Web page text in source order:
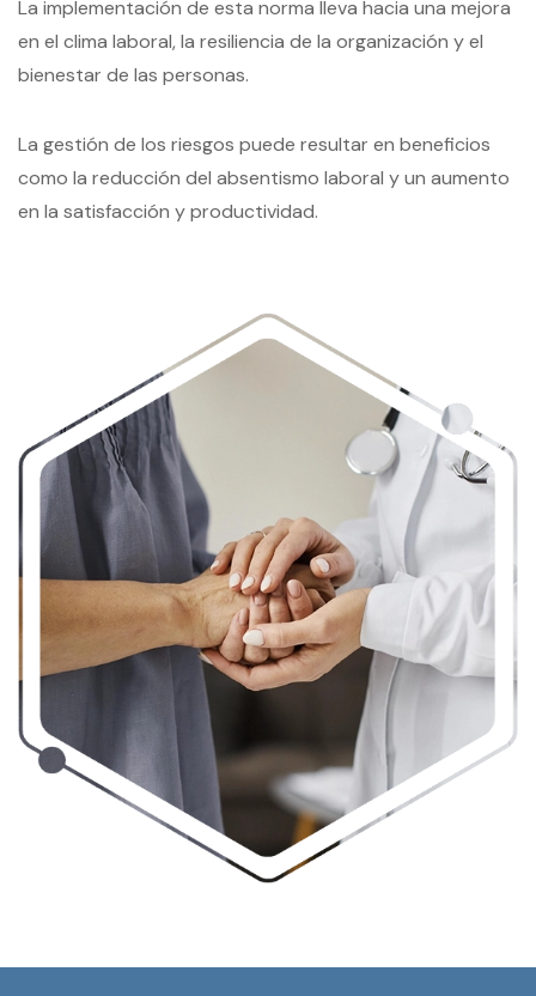
La implementación de esta norma lleva hacia una mejora
en el clima laboral, la resiliencia de la organización y el
bienestar de las personas.
La gestión de los riesgos puede resultar en beneficios
como la reducción del absentismo laboral y un aumento
en la satisfacción y productividad.